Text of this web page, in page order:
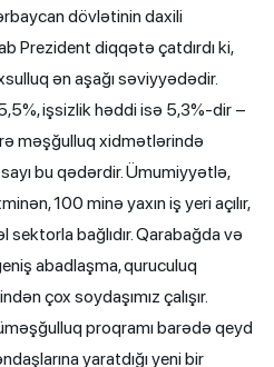
dövlətinin daxili
Prezident diqqətə çatdırdı ki,
ən aşağı səviyyədədir.
işsizlik həddi isə 5,3%-dir –
məşğulluq xidmətlərində
bu qədərdir. Ümumiyyətlə,
100 minə yaxın iş yeri açılır,
bağlıdır. Qarabağda və
abadlaşma, quruculuq
çox soydaşımız çalışır.
proqramı barədə qeyd
yaratdığı yeni bir